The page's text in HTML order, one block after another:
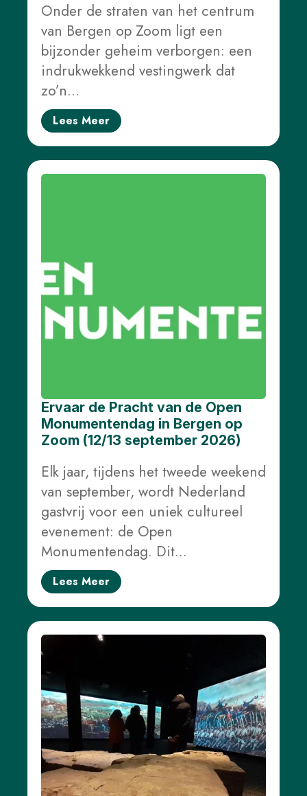
Onder de straten van het centrum
van Bergen op Zoom ligt een
bijzonder geheim verborgen: een
indrukwekkend vestingwerk dat
zo’n…
Lees Meer
Ervaar de Pracht van de Open
Monumentendag in Bergen op
Zoom (12/13 september 2026)
Elk jaar, tijdens het tweede weekend
van september, wordt Nederland
gastvrij voor een uniek cultureel
evenement: de Open
Monumentendag. Dit…
Lees Meer